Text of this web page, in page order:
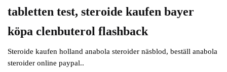
tabletten test, steroide kaufen bayer
köpa clenbuterol flashback
Steroide kaufen holland anabola steroider näsblod, beställ anabola
steroider online paypal..